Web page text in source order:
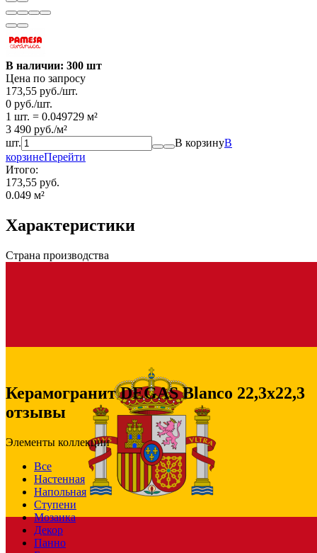
В наличии: 300 шт
Цена по запросу
173,55 руб./шт.
0 руб./шт.
1 шт. = 0.049729 м²
3 490 руб./м²
шт.
В корзинуВ
корзинеПерейти
Итого:
173,55 руб.
0.049 м²
Характеристики
Страна производства
Керамогранит DEGAS Blanco 22,3x22,3
отзывы
Элементы коллекции
Все
Настенная
Напольная
Ступени
Мозаика
Декор
Панно